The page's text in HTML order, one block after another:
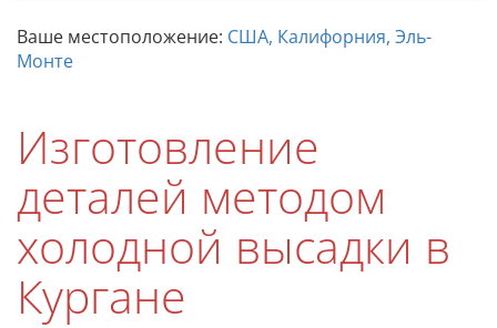
Ваше местоположение: США, Калифорния, Эль-
Монте
Изготовление
деталей методом
холодной высадки в
Кургане